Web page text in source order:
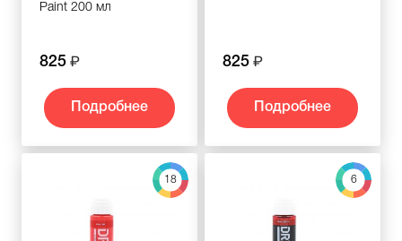
Paint 200 мл
825
Подробнее
825
Подробнее
18 6